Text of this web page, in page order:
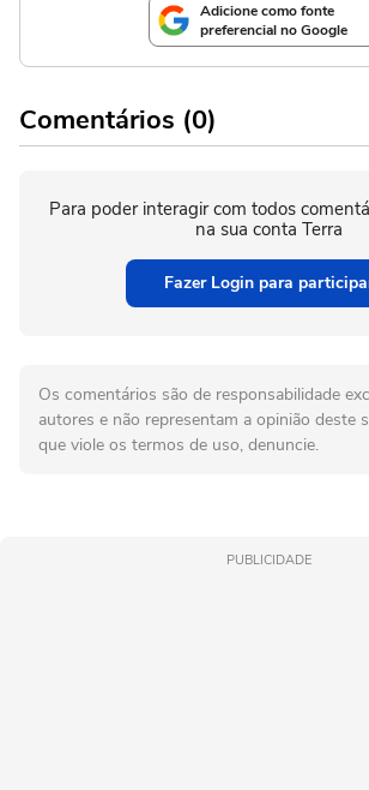
Adicione como fonte
preferencial no Google
Comentários (0)
Para poder interagir com todos
na sua conta Terra
Fazer Login para
Os comentários são de responsabilidade
autores e não representam a opinião deste
que viole os termos de uso, denuncie.
PUBLICIDADE